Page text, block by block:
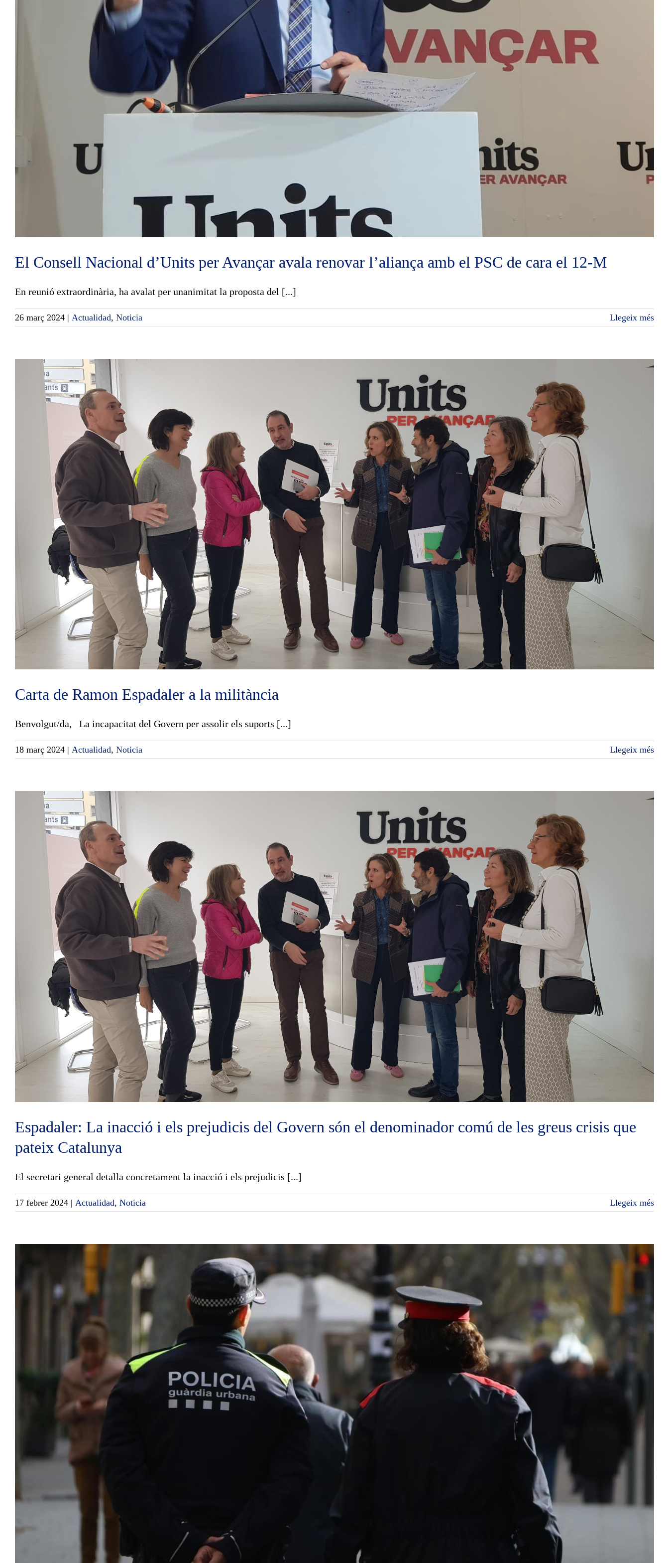
El Consell Nacional d’Units per Avançar avala renovar l’aliança amb el PSC de cara el 12-M
En reunió extraordinària, ha avalat per unanimitat la proposta del [...]
26 març 2024 | Actualidad, Noticia Llegeix més
Carta de Ramon Espadaler a la militància
Benvolgut/da, La incapacitat del Govern per assolir els suports [...]
18 març 2024 | Actualidad, Noticia Llegeix més
Espadaler: La inacció i els prejudicis del Govern són el denominador comú de les greus crisis que
pateix Catalunya
El secretari general detalla concretament la inacció i els prejudicis [...]
17 febrer 2024 | Actualidad, Noticia Llegeix més